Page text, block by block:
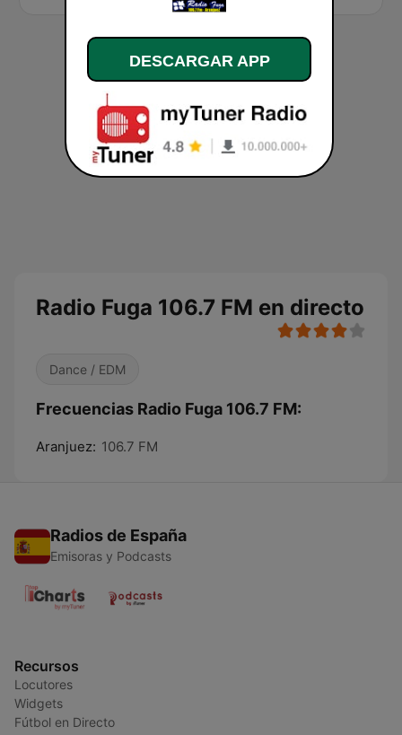
Radio Fuga 106.7 FM en directo
Dance / EDM
Frecuencias Radio Fuga 106.7 FM:
Aranjuez: 106.7 FM
Radios de España
Emisoras y Podcasts
Recursos
Locutores
Widgets
Fútbol en Directo
DESCARGAR APP